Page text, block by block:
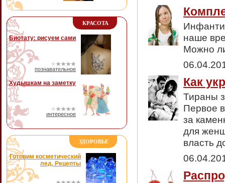
КРАСОТА
Биотату: рисуем сами
познавательное
Худышкам на заметку
интересное
ЗДОРОВЬЕ
Готовим косметический
лед. Рецепты
наше
Можно
Как
Тираны
Первое
за
для
власть